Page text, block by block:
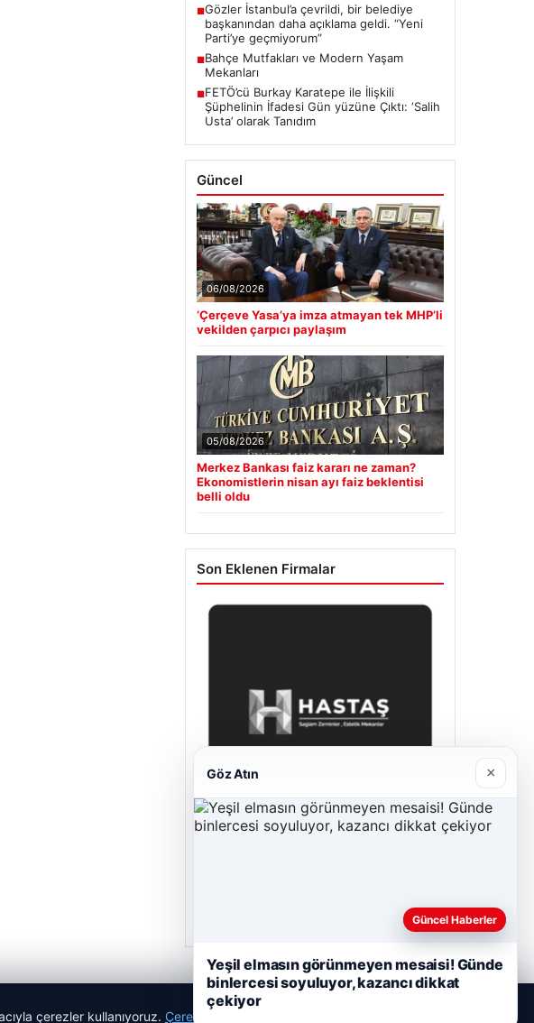
■Gözler İstanbul’a çevrildi, bir belediye
başkanından daha açıklama geldi. “Yeni
Parti’ye geçmiyorum”
■Bahçe Mutfakları ve Modern Yaşam
Mekanları
■FETÖ’cü Burkay Karatepe ile İlişkili
Şüphelinin İfadesi Gün yüzüne Çıktı: ‘Salih
Usta’ olarak Tanıdım
Güncel
06/08/2026
‘Çerçeve Yasa’ya imza atmayan tek MHP’li
vekilden çarpıcı paylaşım
05/08/2026
Merkez Bankası faiz kararı ne zaman?
Ekonomistlerin nisan ayı faiz beklentisi
belli oldu
Son Eklenen Firmalar
çerezler kullanıyoruz. Çerez Politikamız
Göz Atın ×
Güncel Haberler
Yeşil elmasın görünmeyen mesaisi! Günde
binlercesi soyuluyor, kazancı dikkat
çekiyor